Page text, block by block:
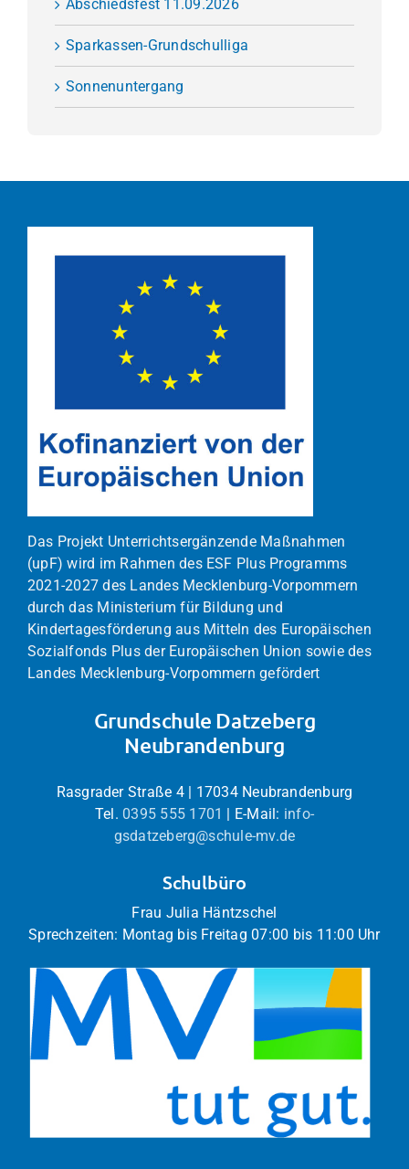
Abschiedsfest 11.09.2026
Sparkassen-Grundschulliga
Sonnenuntergang
Das Projekt Unterrichtsergänzende Maßnahmen
(upF) wird im Rahmen des ESF Plus Programms
2021-2027 des Landes Mecklenburg-Vorpommern
durch das Ministerium für Bildung und
Kindertagesförderung aus Mitteln des Europäischen
Sozialfonds Plus der Europäischen Union sowie des
Landes Mecklenburg-Vorpommern gefördert
Grundschule Datzeberg
Neubrandenburg
Rasgrader Straße 4 | 17034 Neubrandenburg
Tel. 0395 555 1701 | E-Mail: info-
gsdatzeberg@schule-mv.de
Schulbüro
Frau Julia Häntzschel
Sprechzeiten: Montag bis Freitag 07:00 bis 11:00 Uhr